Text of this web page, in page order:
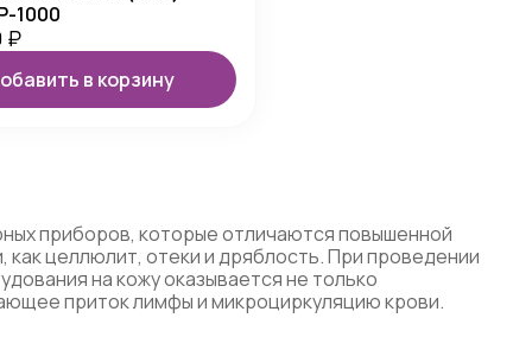
1000
₽
в корзину
приборов, которые отличаются повышенной
целлюлит, отеки и дряблость. При проведении
на кожу оказывается не только
приток лимфы и микроциркуляцию крови.